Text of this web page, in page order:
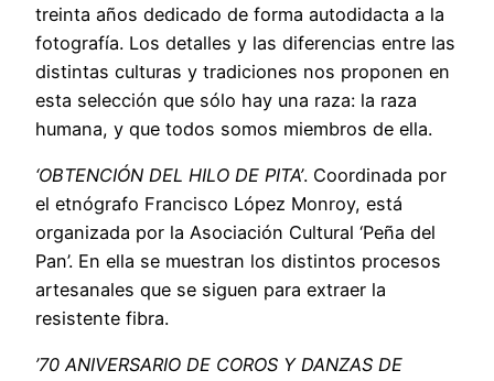
treinta años dedicado de forma autodidacta a la
fotografía. Los detalles y las diferencias entre las
distintas culturas y tradiciones nos proponen en
esta selección que sólo hay una raza: la raza
humana, y que todos somos miembros de ella.
‘OBTENCIÓN DEL HILO DE PITA’. Coordinada por
el etnógrafo Francisco López Monroy, está
organizada por la Asociación Cultural ‘Peña del
Pan’. En ella se muestran los distintos procesos
artesanales que se siguen para extraer la
resistente fibra.
’70 ANIVERSARIO DE COROS Y DANZAS DE